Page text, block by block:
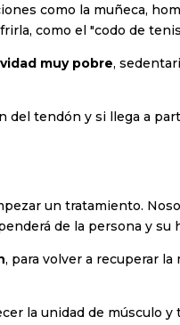
como la muñeca,
como el "codo de
muy pobre,
tendón y si llega a
un tratamiento.
de la persona y su
, para volver a recuperar
la unidad de músculo y